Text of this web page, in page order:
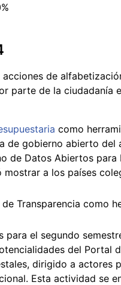
de
parte de la ciudadanía
como
de gobierno abierto del
de Datos Abiertos para
a los países
Transparencia como
para el segundo
del Portal
dirigido a actores
Esta actividad se